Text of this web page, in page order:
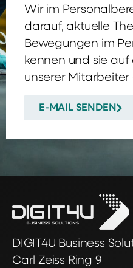
Wir im
darauf, aktuelle
Bewegungen im
kennen und sie auf
unserer Mitarbeiter
E-MAIL SENDEN
DIGIT4U Business
Carl Zeiss Ring 9